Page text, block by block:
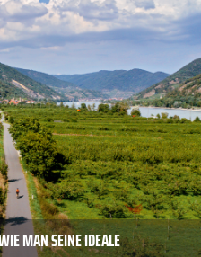
MAN SEINE IDEALE